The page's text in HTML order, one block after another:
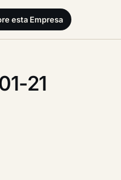
esta Empresa
21